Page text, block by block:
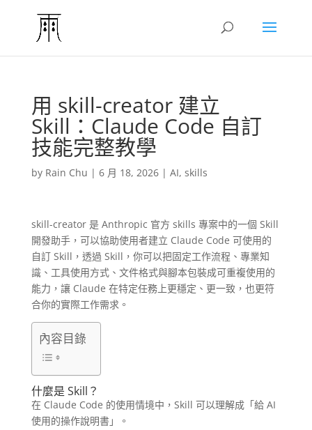
用 skill-creator 建立
Skill：Claude Code 自訂
技能完整教學
by Rain Chu | 6 月 18, 2026| AI, skills
skill-creator 是 Anthropic 官方 skills 專案中的一個 Skill
開發助手，可以協助使用者建立 Claude Code 可使用的
自訂 Skill，透過 Skill，你可以把固定工作流程、專業知
識、工具使用方式、文件格式與腳本包裝成可重複使用的
能力，讓 Claude 在特定任務上更穩定、更一致，也更符
合你的實際工作需求。
內容目錄
什麼是 Skill？
在 Claude Code 的使用情境中，Skill 可以理解成「給 AI
使用的操作說明書」。